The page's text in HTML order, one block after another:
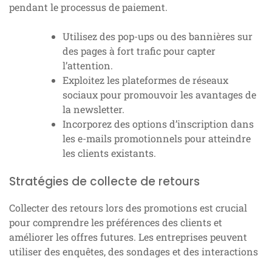
pendant le processus de paiement.
Utilisez des pop-ups ou des bannières sur
des pages à fort trafic pour capter
l’attention.
Exploitez les plateformes de réseaux
sociaux pour promouvoir les avantages de
la newsletter.
Incorporez des options d’inscription dans
les e-mails promotionnels pour atteindre
les clients existants.
Stratégies de collecte de retours
Collecter des retours lors des promotions est crucial
pour comprendre les préférences des clients et
améliorer les offres futures. Les entreprises peuvent
utiliser des enquêtes, des sondages et des interactions